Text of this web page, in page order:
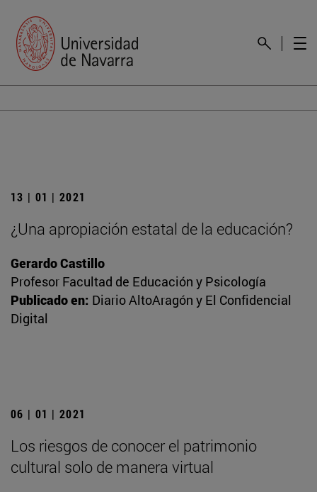
13 | 01 | 2021
¿Una apropiación estatal de la educación?
Gerardo Castillo
Profesor Facultad de Educación y Psicología
Publicado en: Diario AltoAragón y El Confidencial
Digital
06 | 01 | 2021
Los riesgos de conocer el patrimonio
cultural solo de manera virtual